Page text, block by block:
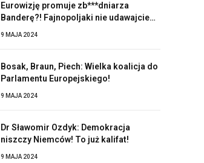
Eurowizję promuje zb***dniarza
Banderę?! Fajnopoljaki nie udawajcie
9 MAJA 2024
Bosak, Braun, Piech: Wielka koalicja do
Parlamentu Europejskiego!
9 MAJA 2024
Dr Sławomir Ozdyk: Demokracja
niszczy Niemców! To już kalifat!
9 MAJA 2024